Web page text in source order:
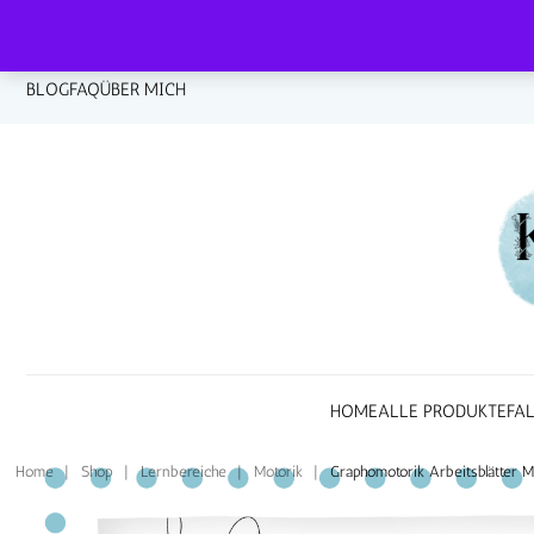
BLOGFAQÜBER MICH
HOMEALLE PRODUKTE
Home | Shop Lernbereiche | Motorik Graphomotorik Arbeitsblätter